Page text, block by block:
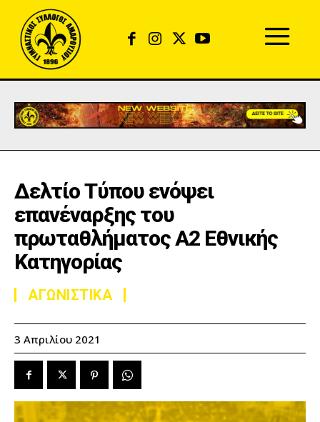
Δελτίο Τύπου ενόψει
επανέναρξης του
πρωταθλήματος Α2 Εθνικής
Κατηγορίας
ΑΓΩΝΙΣΤΙΚΑ
3 Απριλίου 2021